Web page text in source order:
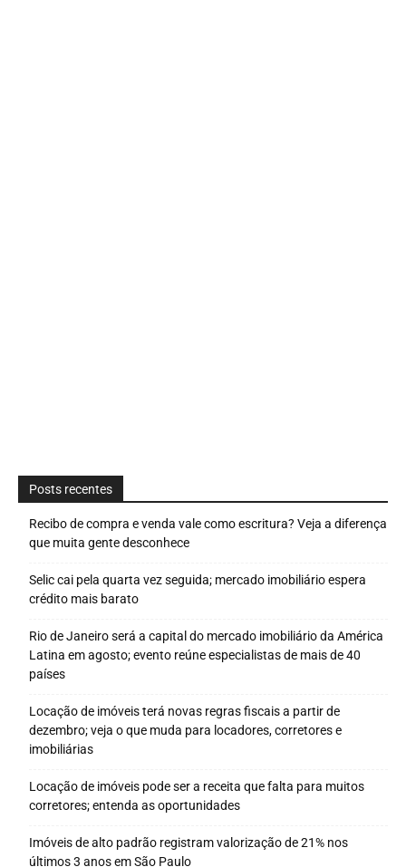
Posts recentes
Recibo de compra e venda vale como escritura? Veja a diferença
que muita gente desconhece
Selic cai pela quarta vez seguida; mercado imobiliário espera
crédito mais barato
Rio de Janeiro será a capital do mercado imobiliário da América
Latina em agosto; evento reúne especialistas de mais de 40
países
Locação de imóveis terá novas regras fiscais a partir de
dezembro; veja o que muda para locadores, corretores e
imobiliárias
Locação de imóveis pode ser a receita que falta para muitos
corretores; entenda as oportunidades
Imóveis de alto padrão registram valorização de 21% nos
últimos 3 anos em São Paulo